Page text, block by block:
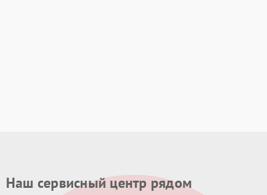
Наш сервисный центр рядом